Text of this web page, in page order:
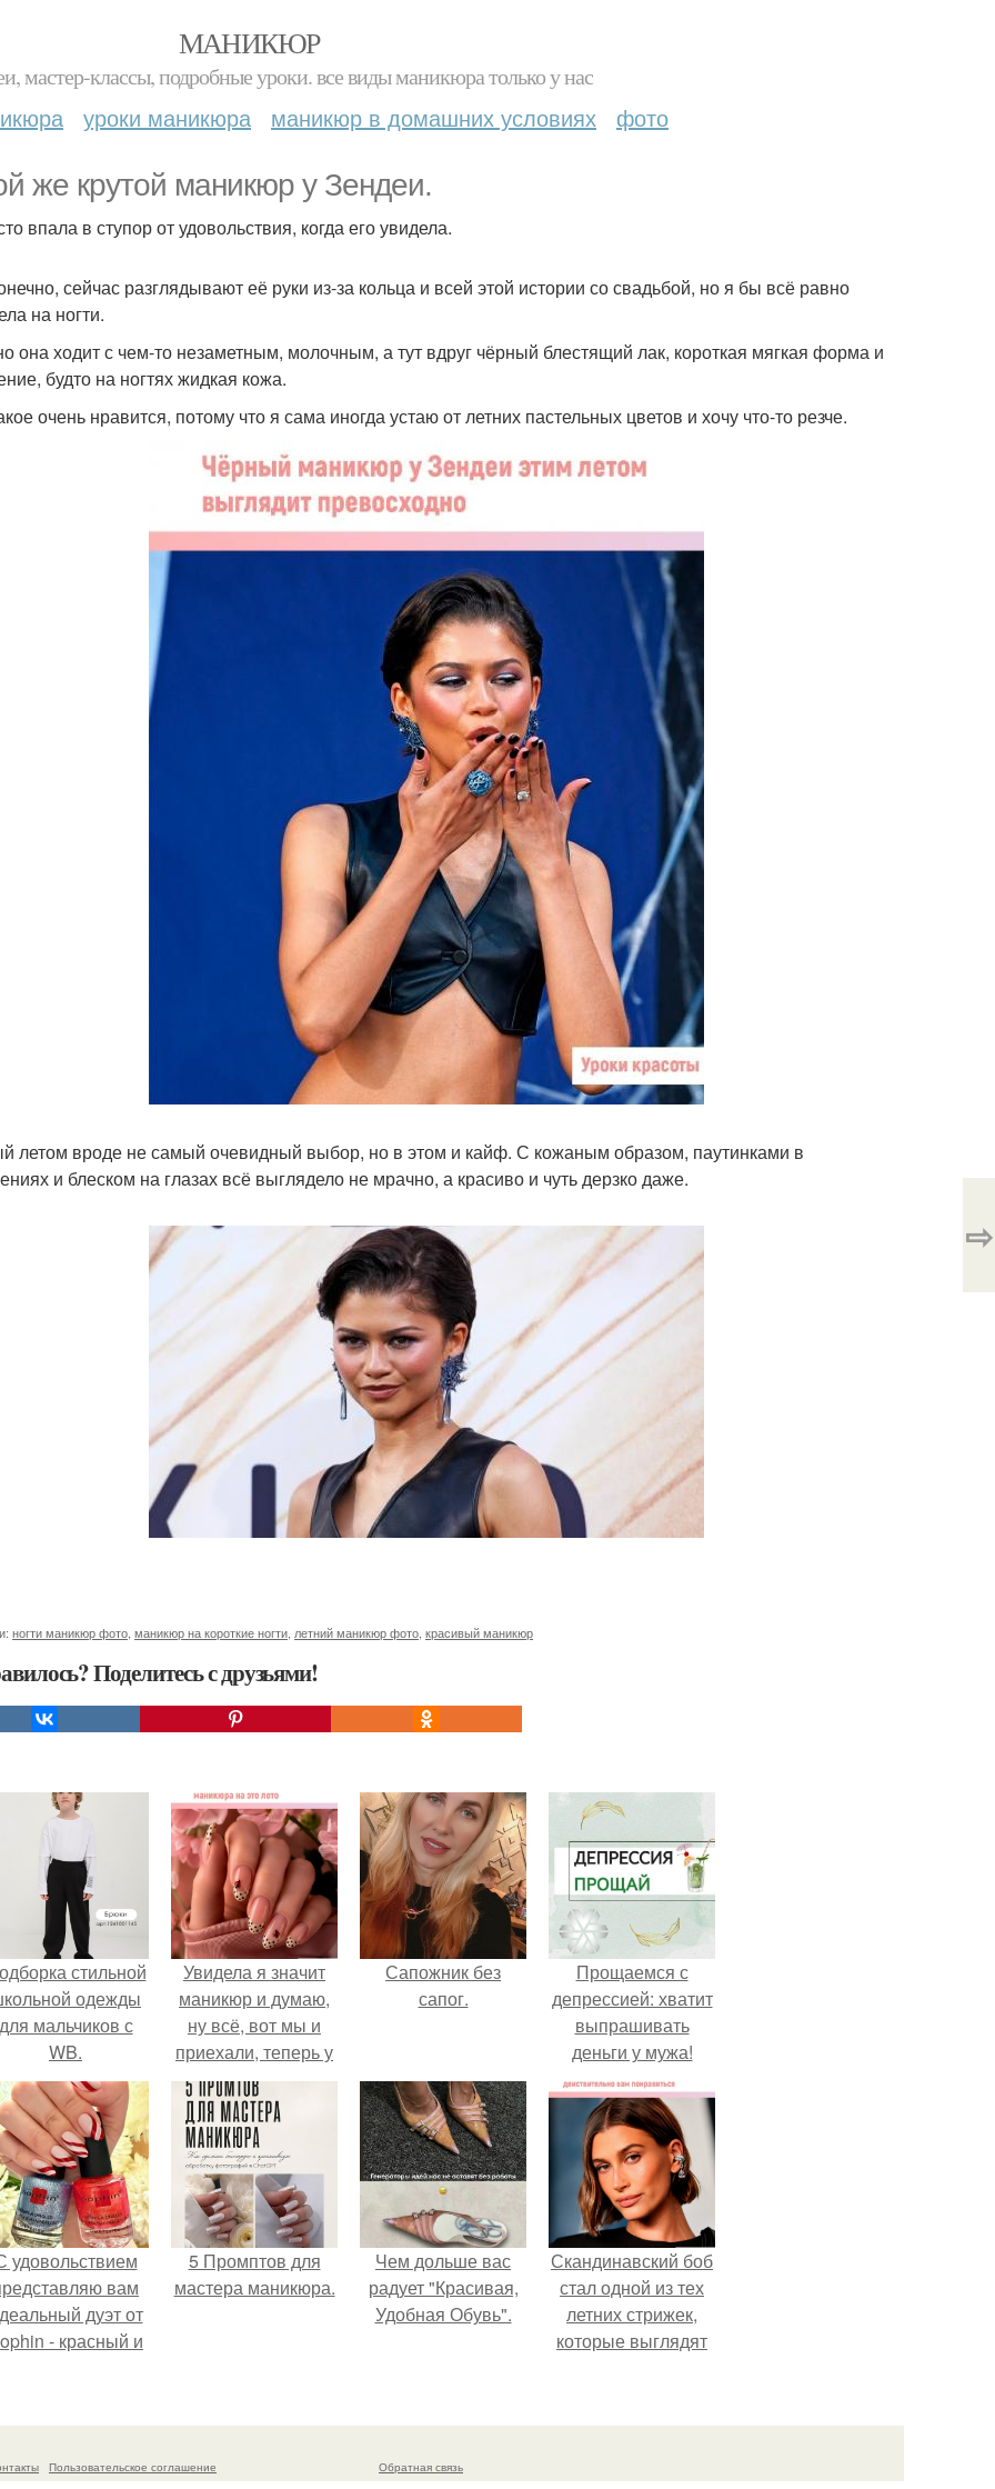
МАНИКЮР
мастер-классы, подробные уроки. все виды маникюра только у нас
уроки маникюра маникюр в домашних условиях фото
же крутой маникюр у Зендеи.
впала в ступор от удовольствия, когда его увидела.
сейчас разглядывают её руки из-за кольца и всей этой истории со свадьбой, но я бы всё равно
на ногти.
она ходит с чем-то незаметным, молочным, а тут вдруг чёрный блестящий лак, короткая мягкая форма и
будто на ногтях жидкая кожа.
очень нравится, потому что я сама иногда устаю от летних пастельных цветов и хочу что-то резче.
летом вроде не самый очевидный выбор, но в этом и кайф. С кожаным образом, паутинками в
и блеском на глазах всё выглядело не мрачно, а красиво и чуть дерзко даже.
ногти маникюр фото маникюр на короткие ногти летний маникюр фото красивый маникюр
Поделитесь с друзьями!
⇨
стильной
одежды
для мальчиков с
WB.
Увидела я значит
маникюр и думаю,
ну всё, вот мы и
приехали, теперь у
нас ещё и божьи
коровки на ногтях.
Сапожник без
сапог.
Прощаемся с
депрессией: хватит
выпрашивать
деньги у мужа!
удовольствием
вам
дуэт от
- красный и
номер 0262.
5 Промптов для
мастера маникюра.
Чем дольше вас
радует "Красивая,
Удобная Обувь".
Скандинавский боб
стал одной из тех
летних стрижек,
которые выглядят
Пользовательское соглашение
Обратная связь